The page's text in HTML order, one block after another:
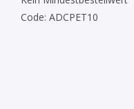
Code: ADCPET10